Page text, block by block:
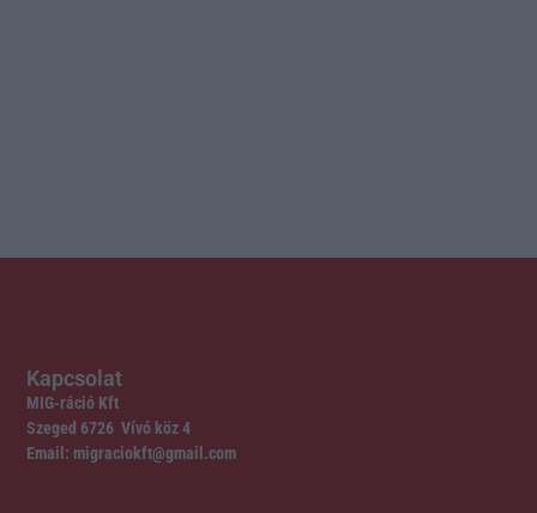
Kapcsolat
MIG-ráció Kft
Szeged 6726 Vívó köz 4
Email: migraciokft@gmail.com